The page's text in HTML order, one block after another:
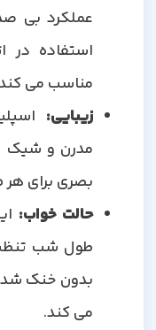
عملکرد بی صدا
استفاده در
مناسب می کند.
زیبایی:
مدرن و شیک با
بصری برای هر
حالت خواب:این
طول شب تنظیم
بدون خنک شدن
می کند.